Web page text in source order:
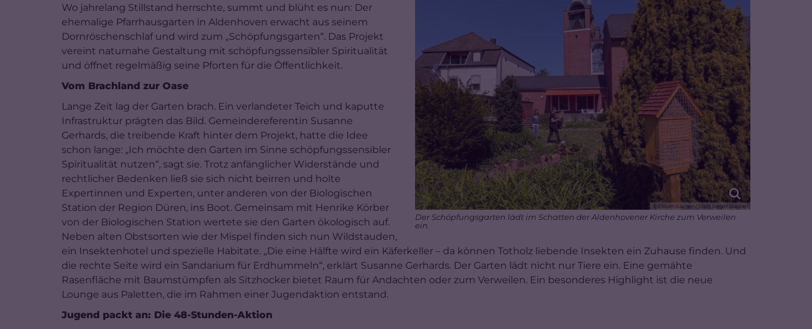
© Bistum Aachen / Steffi Sieger-Bücken
Der Schöpfungsgarten lädt im Schatten der Aldenhovener Kirche zum Verweilen
ein.
Wo jahrelang Stillstand herrschte, summt und blüht es nun: Der
ehemalige Pfarrhausgarten in Aldenhoven erwacht aus seinem
Dornröschenschlaf und wird zum „Schöpfungsgarten“. Das Projekt
vereint naturnahe Gestaltung mit schöpfungssensibler Spiritualität
und öffnet regelmäßig seine Pforten für die Öffentlichkeit.
Vom Brachland zur Oase
Lange Zeit lag der Garten brach. Ein verlandeter Teich und kaputte
Infrastruktur prägten das Bild. Gemeindereferentin Susanne
Gerhards, die treibende Kraft hinter dem Projekt, hatte die Idee
schon lange: „Ich möchte den Garten im Sinne schöpfungssensibler
Spiritualität nutzen“, sagt sie. Trotz anfänglicher Widerstände und
rechtlicher Bedenken ließ sie sich nicht beirren und holte
Expertinnen und Experten, unter anderen von der Biologischen
Station der Region Düren, ins Boot. Gemeinsam mit Henrike Körber
von der Biologischen Station wertete sie den Garten ökologisch auf.
Neben alten Obstsorten wie der Mispel finden sich nun Wildstauden,
ein Insektenhotel und spezielle Habitate. „Die eine Hälfte wird ein Käferkeller – da können Totholz liebende Insekten ein Zuhause finden. Und
die rechte Seite wird ein Sandarium für Erdhummeln“, erklärt Susanne Gerhards. Der Garten lädt nicht nur Tiere ein. Eine gemähte
Rasenfläche mit Baumstümpfen als Sitzhocker bietet Raum für Andachten oder zum Verweilen. Ein besonderes Highlight ist die neue
Lounge aus Paletten, die im Rahmen einer Jugendaktion entstand.
Jugend packt an: Die 48-Stunden-Aktion